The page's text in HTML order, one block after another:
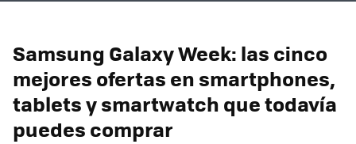
Samsung Galaxy Week: las cinco
mejores ofertas en smartphones,
tablets y smartwatch que todavía
puedes comprar